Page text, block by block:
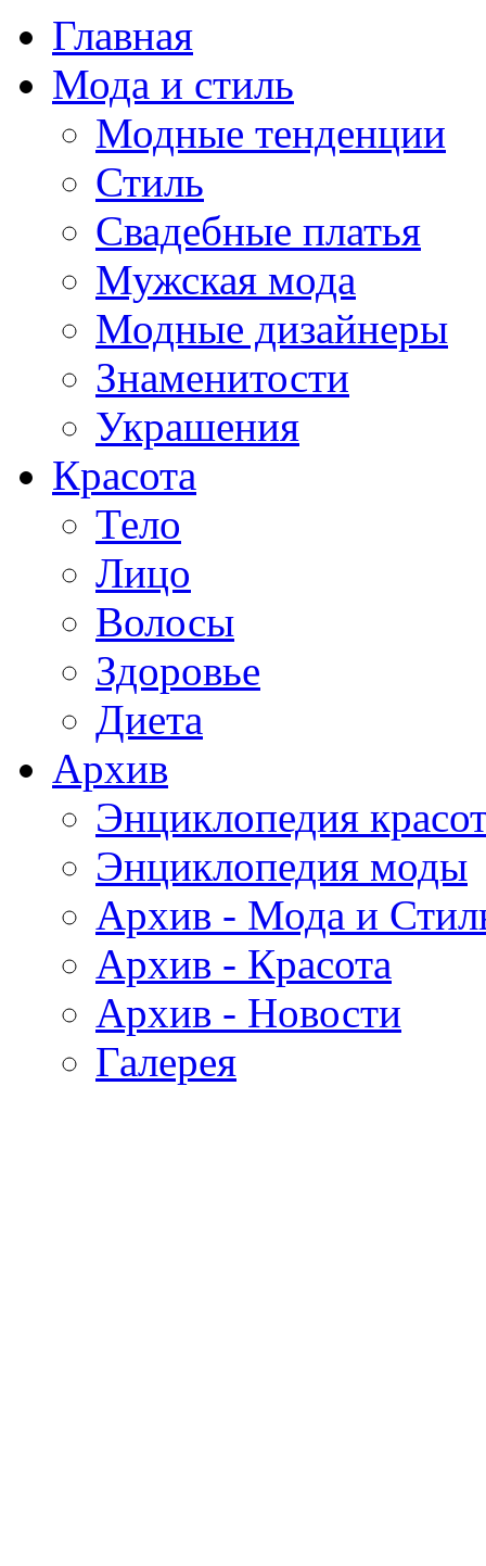
Главная
Мода и стиль
Модные тенденции
Стиль
Свадебные платья
Мужская мода
Модные дизайнеры
Знаменитости
Украшения
Красота
Тело
Лицо
Волосы
Здоровье
Диета
Архив
Энциклопедия
Энциклопедия моды
Архив - Мода и
Архив - Красота
Архив - Новости
Галерея